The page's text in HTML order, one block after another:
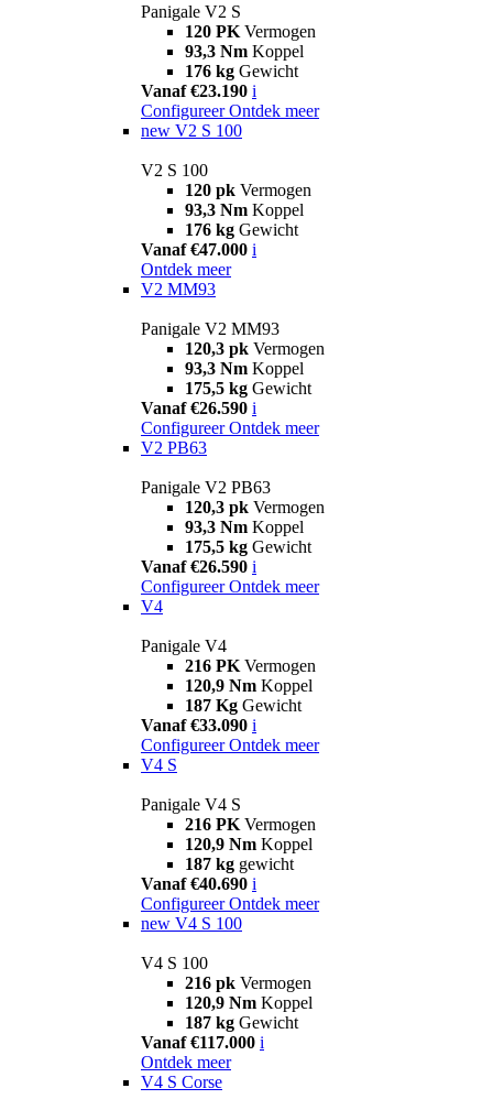
Panigale V2 S
120 PK Vermogen
93,3 Nm Koppel
176 kg Gewicht
Vanaf €23.190 i
Configureer Ontdek meer
new V2 S 100
V2 S 100
120 pk Vermogen
93,3 Nm Koppel
176 kg Gewicht
Vanaf €47.000 i
Ontdek meer
V2 MM93
Panigale V2 MM93
120,3 pk Vermogen
93,3 Nm Koppel
175,5 kg Gewicht
Vanaf €26.590 i
Configureer Ontdek meer
V2 PB63
Panigale V2 PB63
120,3 pk Vermogen
93,3 Nm Koppel
175,5 kg Gewicht
Vanaf €26.590 i
Configureer Ontdek meer
V4
Panigale V4
216 PK Vermogen
120,9 Nm Koppel
187 Kg Gewicht
Vanaf €33.090 i
Configureer Ontdek meer
V4 S
Panigale V4 S
216 PK Vermogen
120,9 Nm Koppel
187 kg gewicht
Vanaf €40.690 i
Configureer Ontdek meer
new V4 S 100
V4 S 100
216 pk Vermogen
120,9 Nm Koppel
187 kg Gewicht
Vanaf €117.000 i
Ontdek meer
V4 S Corse